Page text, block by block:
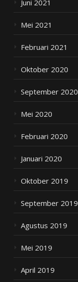
Juni 2021
Mei 2021
Februari 2021
Oktober 2020
September 2020
Mei 2020
Februari 2020
Januari 2020
Oktober 2019
September 2019
Agustus 2019
Mei 2019
April 2019